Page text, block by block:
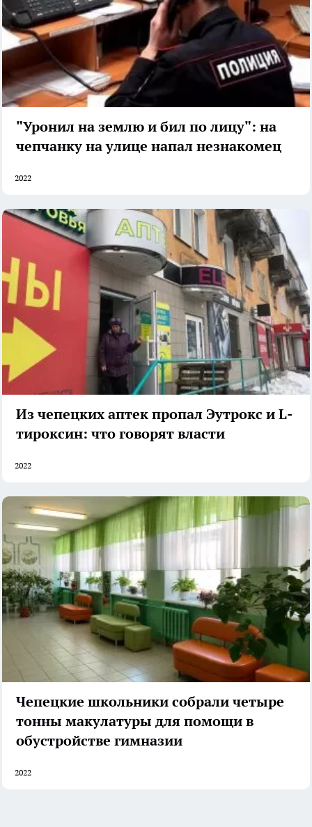
"Уронил на землю и бил по лицу": на
чепчанку на улице напал незнакомец
2022
Из чепецких аптек пропал Эутрокс и L-
тироксин: что говорят власти
2022
Чепецкие школьники собрали четыре
тонны макулатуры для помощи в
обустройстве гимназии
2022